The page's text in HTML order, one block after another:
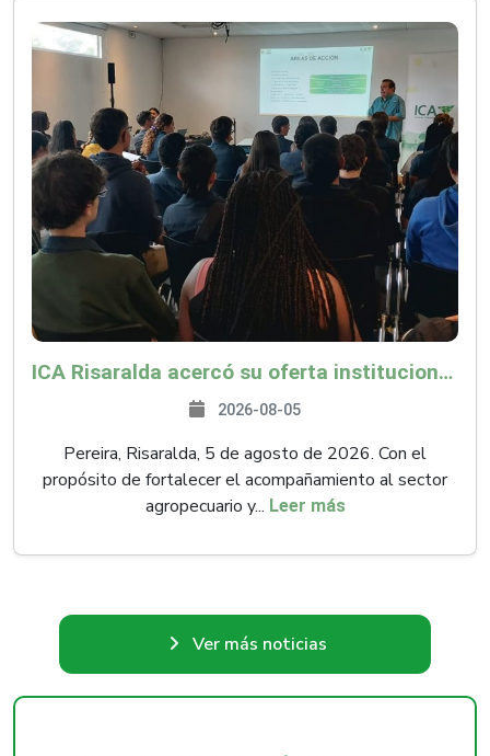
ICA Risaralda acercó su oferta institucional a productores y emprendedores en Expocamello
2026-08-05
Pereira, Risaralda, 5 de agosto de 2026. Con el
propósito de fortalecer el acompañamiento al sector
agropecuario y... Leer más
Ver más noticias